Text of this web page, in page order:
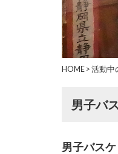
HOME> 活動中
男子バ
男子バス